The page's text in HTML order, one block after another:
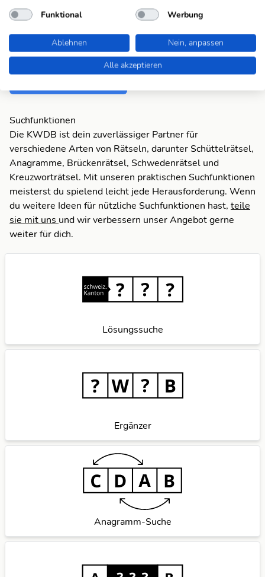
Fehlt was?
Fehlt bei dieser Frage eine Lösung, die Deiner Meinung
nach unbedingt da sein sollte? Füge Deine eigene Lösung
hinzu und bereichere unsere Datenbank!
Suchfunktionen
Die KWDB ist dein zuverlässiger Partner für
verschiedene Arten von Rätseln, darunter Schüttelrätsel,
Anagramme, Brückenrätsel, Schwedenrätsel und
Kreuzworträtsel. Mit unseren praktischen Suchfunktionen
meisterst du spielend leicht jede Herausforderung. Wenn
du weitere Ideen für nützliche Suchfunktionen hast, teile
sie mit uns und wir verbessern unser Angebot gerne
weiter für dich.
Lösungssuche
Ergänzer
Anagramm-Suche
Funktional
Werbung
Ablehnen
Nein, anpassen
Alle akzeptieren